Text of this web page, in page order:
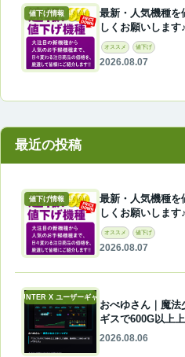
値下げ情報
最新・人気機種を
しくお願いします♪
オススメ 値下げ
2026.08.07
最近の投稿
値下げ情報
最新・人気機種を
しくお願いします♪
オススメ 値下げ
2026.08.07
A-COUNTER X ユーザーギャラリー
おぺゆさん｜魔
ギスで600G以上
2026.08.06